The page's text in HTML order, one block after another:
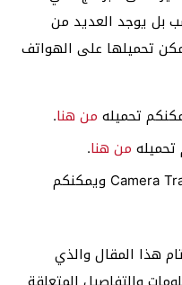
بل يوجد العديد من
يمكن تحميلها على الهواتف
من هنا.
من هنا.
برنامج Camera Translator all language ويمكنكم
هذا المقال والذي